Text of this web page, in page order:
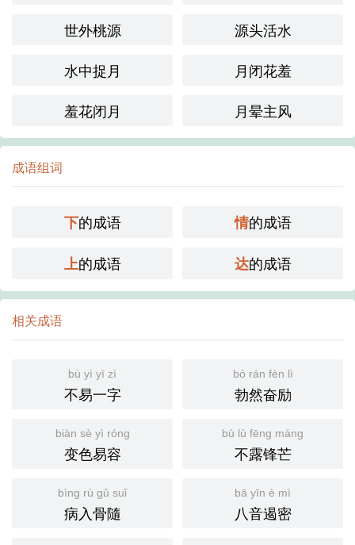
世外桃源
源头活水
水中捉月
月闭花羞
羞花闭月
月晕主风
成语组词
下的成语 情的成语
上的成语 达的成语
相关成语
bù yì yī zì
不易一字
bó rán fèn lì
勃然奋励
biàn sè yì róng
变色易容
bù lù fēng máng
不露锋芒
bìng rù gǔ suǐ
病入骨隨
bā yīn è mì
八音遏密